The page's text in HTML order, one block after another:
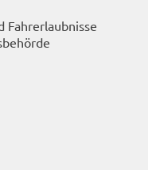
Fahr­erlaub­nis­se